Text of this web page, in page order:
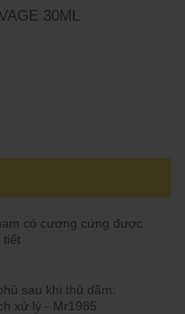
30ML
có cương cứng được
tiết
sau khi thủ dâm:
xử lý - Mr1985